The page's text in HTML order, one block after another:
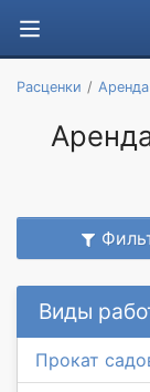
Расценки
Виды
Прокат